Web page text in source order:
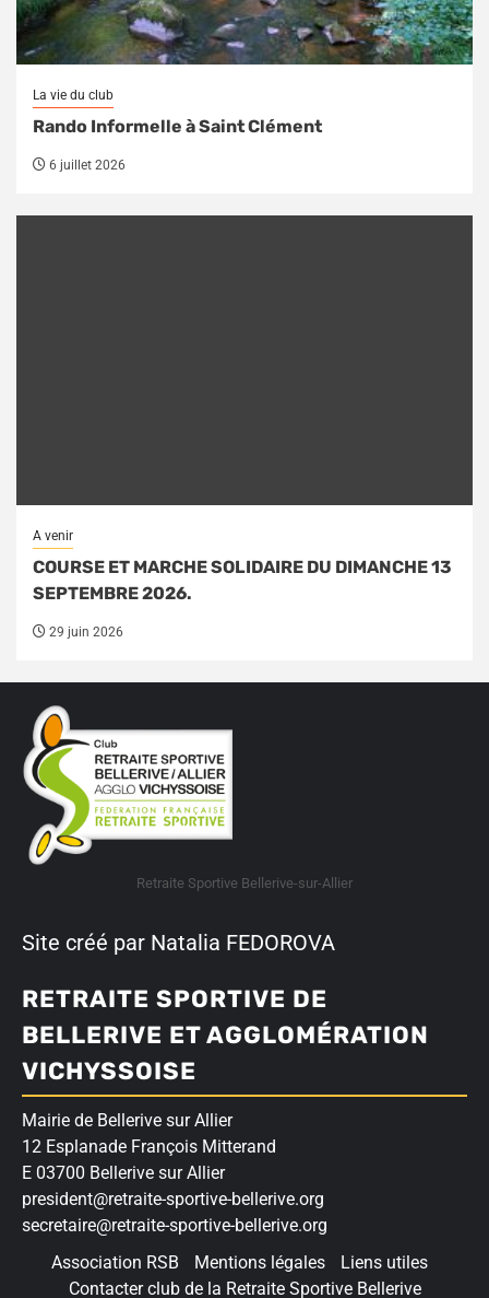
La vie du club
Rando Informelle à Saint Clément
6 juillet 2026
A venir
COURSE ET MARCHE SOLIDAIRE DU DIMANCHE 13
SEPTEMBRE 2026.
29 juin 2026
Retraite Sportive Bellerive-sur-Allier
Site créé par Natalia FEDOROVA
RETRAITE SPORTIVE DE
BELLERIVE ET AGGLOMÉRATION
VICHYSSOISE
Mairie de Bellerive sur Allier
12 Esplanade François Mitterand
E 03700 Bellerive sur Allier
president@retraite-sportive-bellerive.org
secretaire@retraite-sportive-bellerive.org
Association RSB
Mentions légales
Liens utiles
Contacter club de la Retraite Sportive Bellerive